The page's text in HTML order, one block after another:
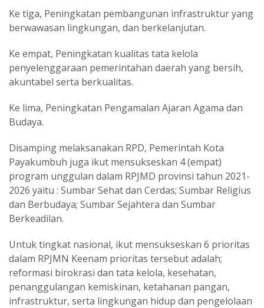
Ke tiga, Peningkatan pembangunan infrastruktur yang
berwawasan lingkungan, dan berkelanjutan.
Ke empat, Peningkatan kualitas tata kelola
penyelenggaraan pemerintahan daerah yang bersih,
akuntabel serta berkualitas.
Ke lima, Peningkatan Pengamalan Ajaran Agama dan
Budaya.
Disamping melaksanakan RPD, Pemerintah Kota
Payakumbuh juga ikut mensukseskan 4 (empat)
program unggulan dalam RPJMD provinsi tahun 2021-
2026 yaitu : Sumbar Sehat dan Cerdas; Sumbar Religius
dan Berbudaya; Sumbar Sejahtera dan Sumbar
Berkeadilan.
Untuk tingkat nasional, ikut mensukseskan 6 prioritas
dalam RPJMN Keenam prioritas tersebut adalah;
reformasi birokrasi dan tata kelola, kesehatan,
penanggulangan kemiskinan, ketahanan pangan,
infrastruktur, serta lingkungan hidup dan pengelolaan